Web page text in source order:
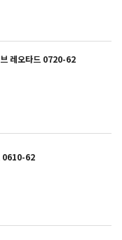
레오타드 0720-62
0610-62